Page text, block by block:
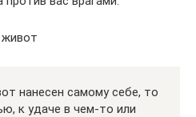
нанесен самому себе, то
к удаче в чем-то или